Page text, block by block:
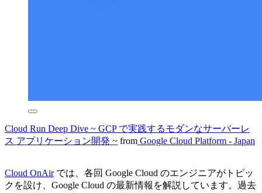
Cloud Run Deep Dive ~ GCP で実践するモダンなサーバーレ
ス アプリケーション開発 ~ from Google Cloud Platform - Japan
Cloud OnAirでは、各回 Google Cloud のエンジニアがトピッ
クを設け、Google Cloud の最新情報を解説しています。過去